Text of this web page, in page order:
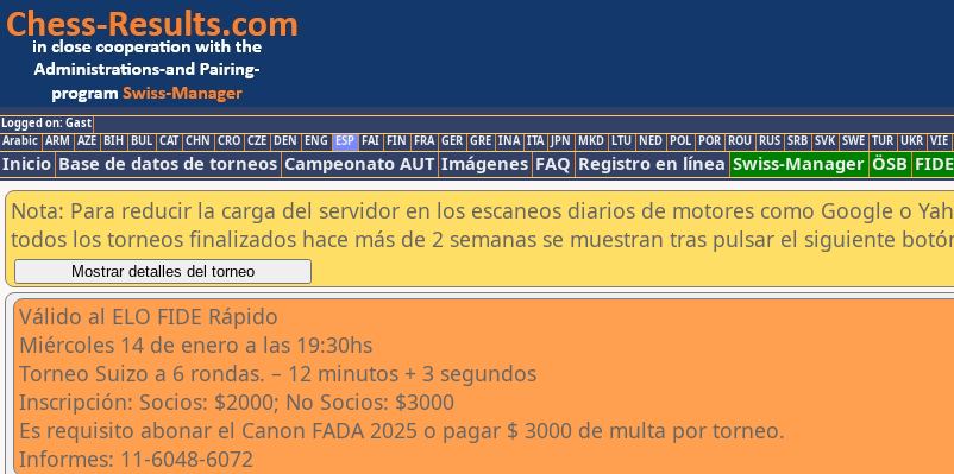
Logged on: Gast
Arabic ARM AZE BIH BUL CAT CHN CRO CZE DEN ENG ESP FAI FIN FRA GER GRE INA ITA JPN MKD LTU NED POL POR ROU RUS SRB SVK SWE TUR UKR VIE
Inicio Base de datos de torneos Campeonato AUT Imágenes FAQ Registro en línea Swiss-Manager ÖSB FIDE
Nota: Para reducir la carga del servidor en los escaneos diarios de motores como Google o
todos los torneos finalizados hace más de 2 semanas se muestran tras pulsar el siguiente
Válido al ELO FIDE Rápido
Miércoles 14 de enero a las 19:30hs
Torneo Suizo a 6 rondas. – 12 minutos + 3 segundos
Inscripción: Socios: $2000; No Socios: $3000
Es requisito abonar el Canon FADA 2025 o pagar $ 3000 de multa por torneo.
Informes: 11-6048-6072